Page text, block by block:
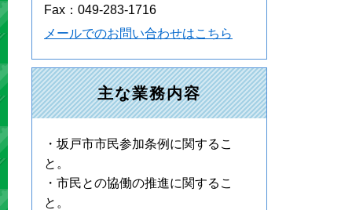
Fax：049-283-1716
メールでのお問い合わせはこちら
主な業務内容
・坂戸市市民参加条例に関するこ
と。
・市民との協働の推進に関するこ
と。